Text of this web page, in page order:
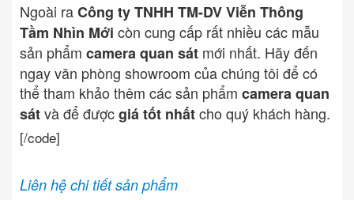
Ngoài raCông ty TNHH TM-DV Viễn Thông
Tầm Nhìn Mới còn cung cấp rất nhiều các mẫu
sản phẩm camera quan sát mới nhất. Hãy đến
ngay văn phòng showroom của chúng tôi để có
thể tham khảo thêm các sản phẩm camera quan
sátvà để đượcgiá tốt nhấtcho quý khách hàng.
[/code]
Liên hệ chi tiết sản phẩm